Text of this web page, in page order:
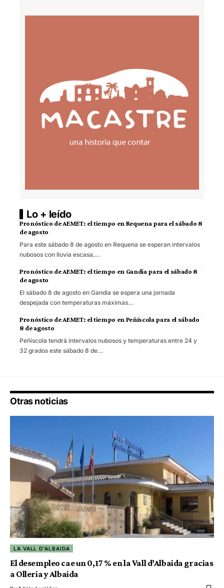
Lo + leído
Pronóstico de AEMET: el tiempo en Requena para el sábado 8
de agosto
Para este sábado 8 de agosto en Requena se esperan intervalos
nubosos con lluvia escasa,…
Pronóstico de AEMET: el tiempo en Gandia para el sábado 8
de agosto
El sábado 8 de agosto en Gandia se espera una jornada
despejada con temperaturas máximas…
Pronóstico de AEMET: el tiempo en Peñíscola para el sábado
8 de agosto
Peñíscola tendrá intervalos nubosos y temperaturas entre 24 y
32 grados este sábado 8 de…
Otras noticias
LA VALL D'ALBAIDA
El desempleo cae un 0,17 % en la Vall d’Albaida gracias
a Olleria y Albaida